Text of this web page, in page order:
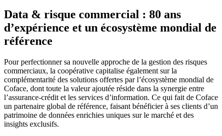
Data & risque commercial : 80 ans
d’expérience et un écosystème mondial de
référence
Pour perfectionner sa nouvelle approche de la gestion des risques
commerciaux, la coopérative capitalise également sur la
complémentarité des solutions offertes par l’écosystème mondial de
Coface, dont toute la valeur ajoutée réside dans la synergie entre
l’assurance-crédit et les services d’information. Ce qui fait de Coface
un partenaire global de référence, faisant bénéficier à ses clients d’un
patrimoine de données enrichies uniques sur le marché et des
insights exclusifs.